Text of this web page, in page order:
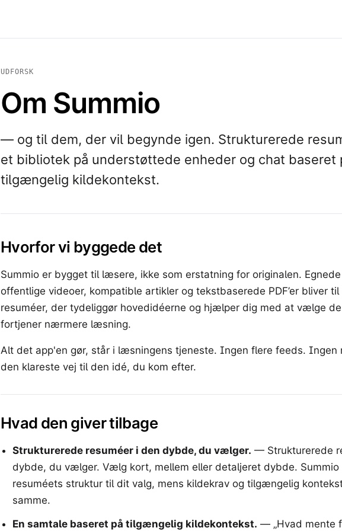
UDFORSK
Om Summio
— og til dem, der vil begynde igen. Strukturerede
et bibliotek på understøttede enheder og chat baseret
tilgængelig kildekontekst.
Hvorfor vi byggede det
Summio er bygget til læsere, ikke som erstatning for originalen.
offentlige videoer, kompatible artikler og tekstbaserede PDF’er bliver
resuméer, der tydeliggør hovedidéerne og hjælper dig med at vælge
fortjener nærmere læsning.
Alt det app'en gør, står i læsningens tjeneste. Ingen flere feeds. Ingen
den klareste vej til den idé, du kom efter.
Hvad den giver tilbage
Strukturerede resuméer i den dybde, du vælger. — Strukturerede
dybde, du vælger. Vælg kort, mellem eller detaljeret dybde. Summio
resuméets struktur til dit valg, mens kildekrav og tilgængelig
samme.
En samtale baseret på tilgængelig kildekontekst. — „Hvad mente